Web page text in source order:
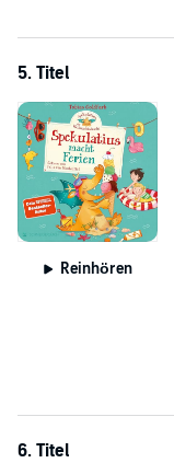
5. Titel
Reinhören
6. Titel